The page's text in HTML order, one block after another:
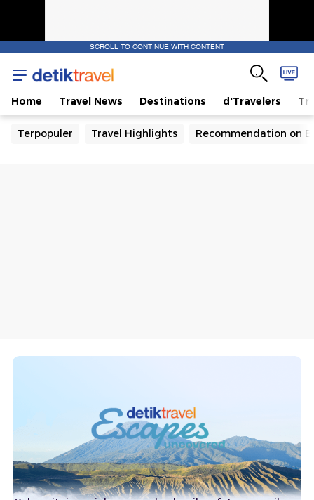
SCROLL TO CONTINUE WITH CONTENT
Home Travel News Destinations d'Travelers
Terpopuler Travel Highlights Recommendation on